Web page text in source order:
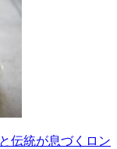
伝統が息づくロン